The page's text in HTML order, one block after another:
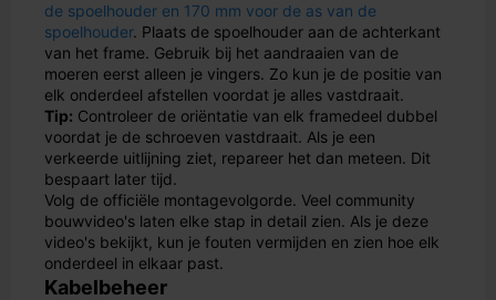
de spoelhouder en 170 mm voor de as van de
spoelhouder. Plaats de spoelhouder aan de achterkant
van het frame. Gebruik bij het aandraaien van de
moeren eerst alleen je vingers. Zo kun je de positie van
elk onderdeel afstellen voordat je alles vastdraait.
Tip: Controleer de oriëntatie van elk framedeel dubbel
voordat je de schroeven vastdraait. Als je een
verkeerde uitlijning ziet, repareer het dan meteen. Dit
bespaart later tijd.
Volg de officiële montagevolgorde. Veel community
bouwvideo's laten elke stap in detail zien. Als je deze
video's bekijkt, kun je fouten vermijden en zien hoe elk
onderdeel in elkaar past.
Kabelbeheer